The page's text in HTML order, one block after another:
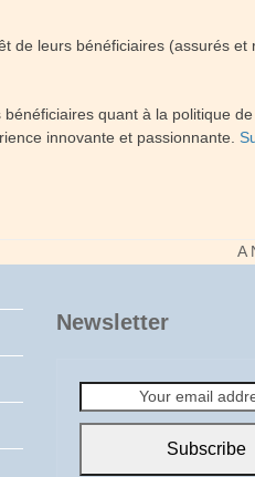
de leurs bénéficiaires (assurés
quant à la politique
innovante et passionnante.
A
Newsletter
email
Subscribe